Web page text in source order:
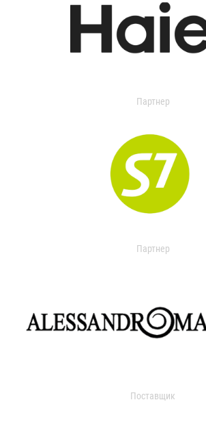
Партнер
Партнер
Поставщик